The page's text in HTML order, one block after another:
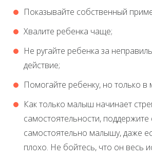
Показывайте собственный
Хвалите ребенка чаще;
Не ругайте ребенка за
действие;
Помогайте ребенку, но только в
Как только малыш начинает
самостоятельности,
самостоятельно малышу, даже
плохо. Не бойтесь, что он весь